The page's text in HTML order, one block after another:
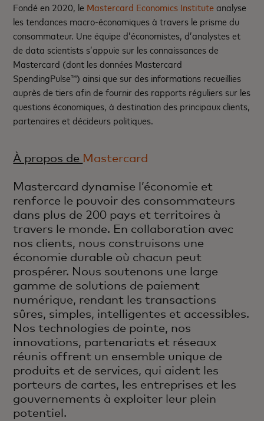
Fondé en 2020, le Mastercard Economics Instituteanalyse
les tendances macro-économiques à travers le prisme du
consommateur. Une équipe d’économistes, d’analystes et
de data scientists s’appuie sur les connaissances de
Mastercard (dont les données Mastercard
SpendingPulse™) ainsi que sur des informations recueillies
auprès de tiers afin de fournir des rapports réguliers sur les
questions économiques, à destination des principaux clients,
partenaires et décideurs politiques.
À propos de Mastercard
Mastercard dynamise l’économie et
renforce le pouvoir des consommateurs
dans plus de 200 pays et territoires à
travers le monde. En collaboration avec
nos clients, nous construisons une
économie durable où chacun peut
prospérer. Nous soutenons une large
gamme de solutions de paiement
numérique, rendant les transactions
sûres, simples, intelligentes et accessibles.
Nos technologies de pointe, nos
innovations, partenariats et réseaux
réunis offrent un ensemble unique de
produits et de services, qui aident les
porteurs de cartes, les entreprises et les
gouvernements à exploiter leur plein
potentiel.